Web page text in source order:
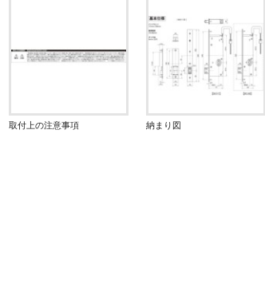
取付上の注意事項 納まり図